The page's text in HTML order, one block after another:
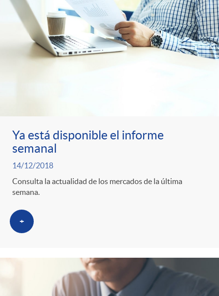
Ya está disponible el informe
semanal
14/12/2018
Consulta la actualidad de los mercados de la última
semana.
+